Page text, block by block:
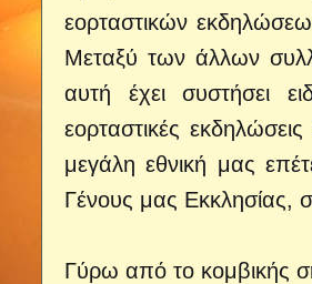
εορταστικών
Μεταξύ των άλλων
αυτή έχει συστήσει
εορταστικές
μεγάλη εθνική μας
Γένους μας Εκκλησίας,
Γύρω από το κομβικής